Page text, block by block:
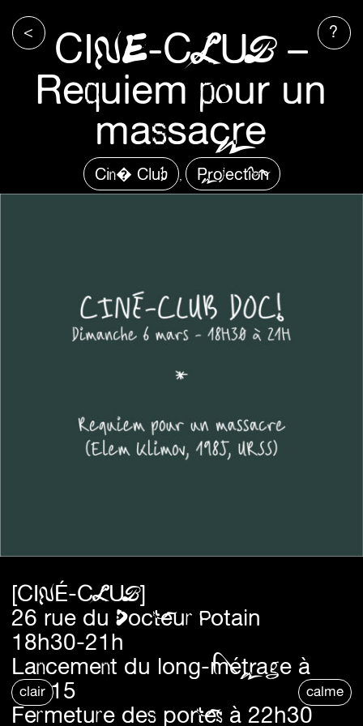
clair calme
< ?
CINE-CLUB –
Requiem pour un
massacre
Cin� Club , Projection
[CINÉ-CLUB]
26 rue du Docteur Potain
18h30-21h
Lancement du long-métrage à
19h15
Fermeture des portes à 22h30